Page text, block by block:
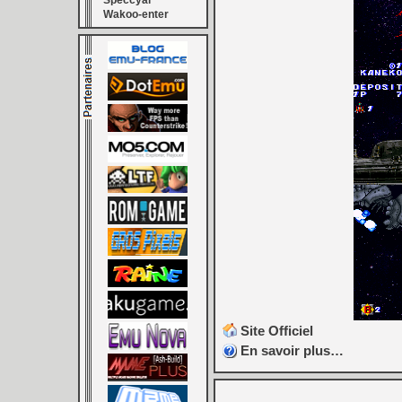
Wakoo-enter
Site Officiel
En savoir plus…